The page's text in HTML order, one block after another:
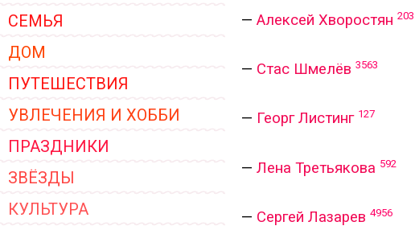
СЕМЬЯ
ДОМ
ПУТЕШЕСТВИЯ
УВЛЕЧЕНИЯ И ХОББИ
ПРАЗДНИКИ
ЗВЁЗДЫ
КУЛЬТУРА
— Алексей Хворостян 203
— Стас Шмелёв 3563
— Георг Листинг 127
— Лена Третьякова 592
— Сергей Лазарев 4956